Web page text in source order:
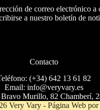
de correo electrónico a
a nuestro boletín de
Contacto
(+34) 642 13 61 82
Email: info@veryvary.es
Murillo, 82 Chamberí,
Very Vary - Página Web por